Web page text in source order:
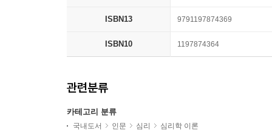
ISBN13 9791197874369
ISBN10 1197874364
관련분류
카테고리 분류
국내도서 인문 심리
심리학 이론